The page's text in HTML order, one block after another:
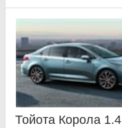
Тойота Корола 1.4